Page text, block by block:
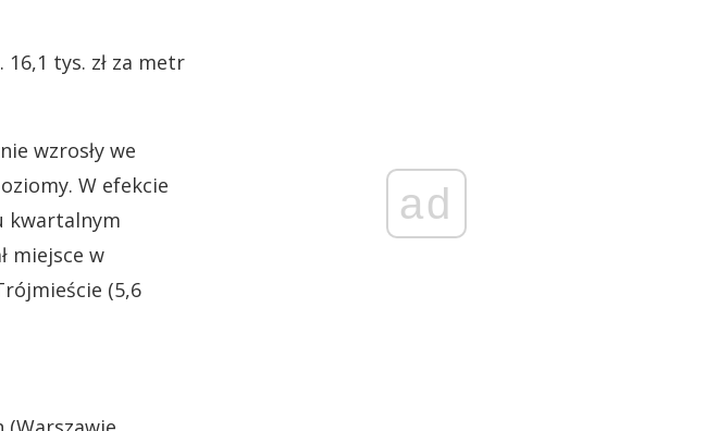
tys. zł za metr
wzrosły we
W efekcie
kwartalnym
miejsce w
(5,6
ad